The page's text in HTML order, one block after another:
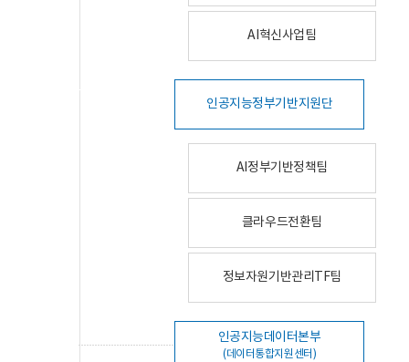
AI혁신사업팀
인공지능정부기반지원단
AI정부기반정책팀
클라우드전환팀
정보자원기반관리TF팀
인공지능데이터본부
(데이터통합지원센터)